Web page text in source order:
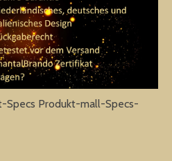
Specs Produkt-mall-Specs-